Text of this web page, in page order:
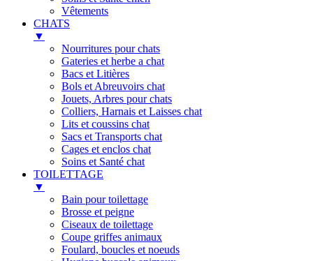
Vêtements
CHATS
▼
Nourritures pour chats
Gateries et herbe a chat
Bacs et Litières
Bols et Abreuvoirs chat
Jouets, Arbres pour chats
Colliers, Harnais et Laisses chat
Lits et coussins chat
Sacs et Transports chat
Cages et enclos chat
Soins et Santé chat
TOILETTAGE
▼
Bain pour toilettage
Brosse et peigne
Ciseaux de toilettage
Coupe griffes animaux
Foulard, boucles et noeuds